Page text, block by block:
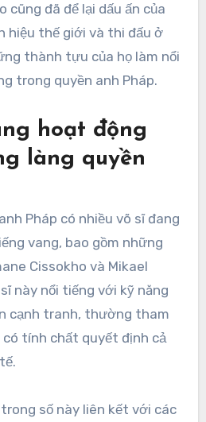
cũng đã để lại dấu ấn của
hiệu thế giới và thi đấu ở
thành tựu của họ làm nổi
trong quyền anh Pháp.
hoạt động
làng quyền
Pháp có nhiều võ sĩ đang
vang, bao gồm những
Cissokho và Mikael
này nổi tiếng với kỹ năng
cạnh tranh, thường tham
tính chất quyết định cả
số này liên kết với các